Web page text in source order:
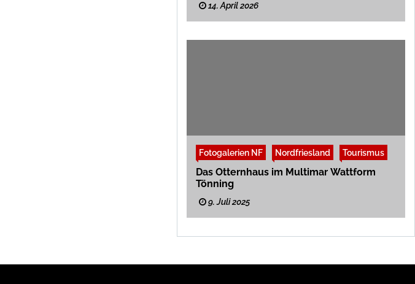
14. April 2026
Fotogalerien NF Nordfriesland Tourismus
Das Otternhaus im Multimar Wattform
Tönning
9. Juli 2025